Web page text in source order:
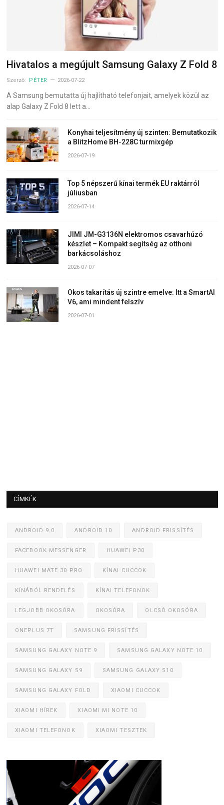
Hivatalos a megújult Samsung Galaxy Z Fold 8
Szerző: PÉTER 2026-07-22
A Samsung bemutatta új hajlítható telefonjait, amelyek közül az
alap Galaxy Z Fold 8 lett a…
Konyhai teljesítmény új szinten: Bemutatkozik
a BlitzHome BH-228C turmixgép
2026-07-19
Top 5 népszerű kínai termék EU raktárról
júliusban
2026-07-14
JIMI JM-G3136N elektromos csavarhúzó
készlet – Kompakt segítség az otthoni
barkácsoláshoz
2026-07-07
Okos takarítás új szintre emelve: Itt a SmartAI
V6, ami mindent felszív
2026-07-01
CÍMKÉK
ANDROID 9.0 ANDROID 10 ANDROID FRISSÍTÉS
FACEBOOK MESSENGER HUAWEI P30
HUAWEI MATE 30 PRO KÍNAI CUCCOK
KÍNÁBÓL RENDELÉS KÍNAI TELEFONOK
LEGJOBB OKOSÓRA OKOSÓRA OLCSÓ OKOSÓRA
ONEPLUS 7T SAMSUNG FRISSÍTÉS
SAMSUNG GALAXY NOTE 9 SAMSUNG GALAXY NOTE 10
SAMSUNG GALAXY S9 SAMSUNG GALAXY S10
SAMSUNG GALAXY FOLD XIAOMI CUCCOK
XIAOMI HÍREK XIAOMI MI NOTE 10
XIAOMI TELEFONOK XIAOMI TESZTEK